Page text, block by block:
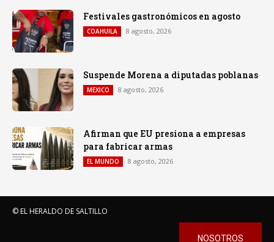
Festivales gastronómicos en agosto
COAHUILA 8 agosto, 2026
Suspende Morena a diputadas poblanas
MEXICO 8 agosto, 2026
Afirman que EU presiona a empresas
para fabricar armas
EL MUNDO 8 agosto, 2026
© EL HERALDO DE SALTILLO
NOSOTROS